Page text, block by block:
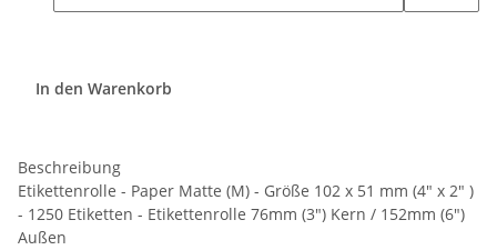
In den Warenkorb
Beschreibung
Etikettenrolle - Paper Matte (M) - Größe 102 x 51 mm (4" x 2" )
- 1250 Etiketten - Etikettenrolle 76mm (3") Kern / 152mm (6")
Außen